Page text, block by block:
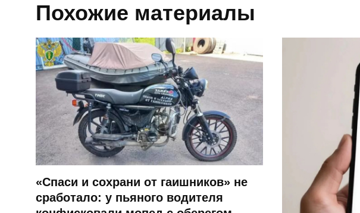
Похожие материалы
«Спаси и сохрани от гаишников» не
сработало: у пьяного водителя